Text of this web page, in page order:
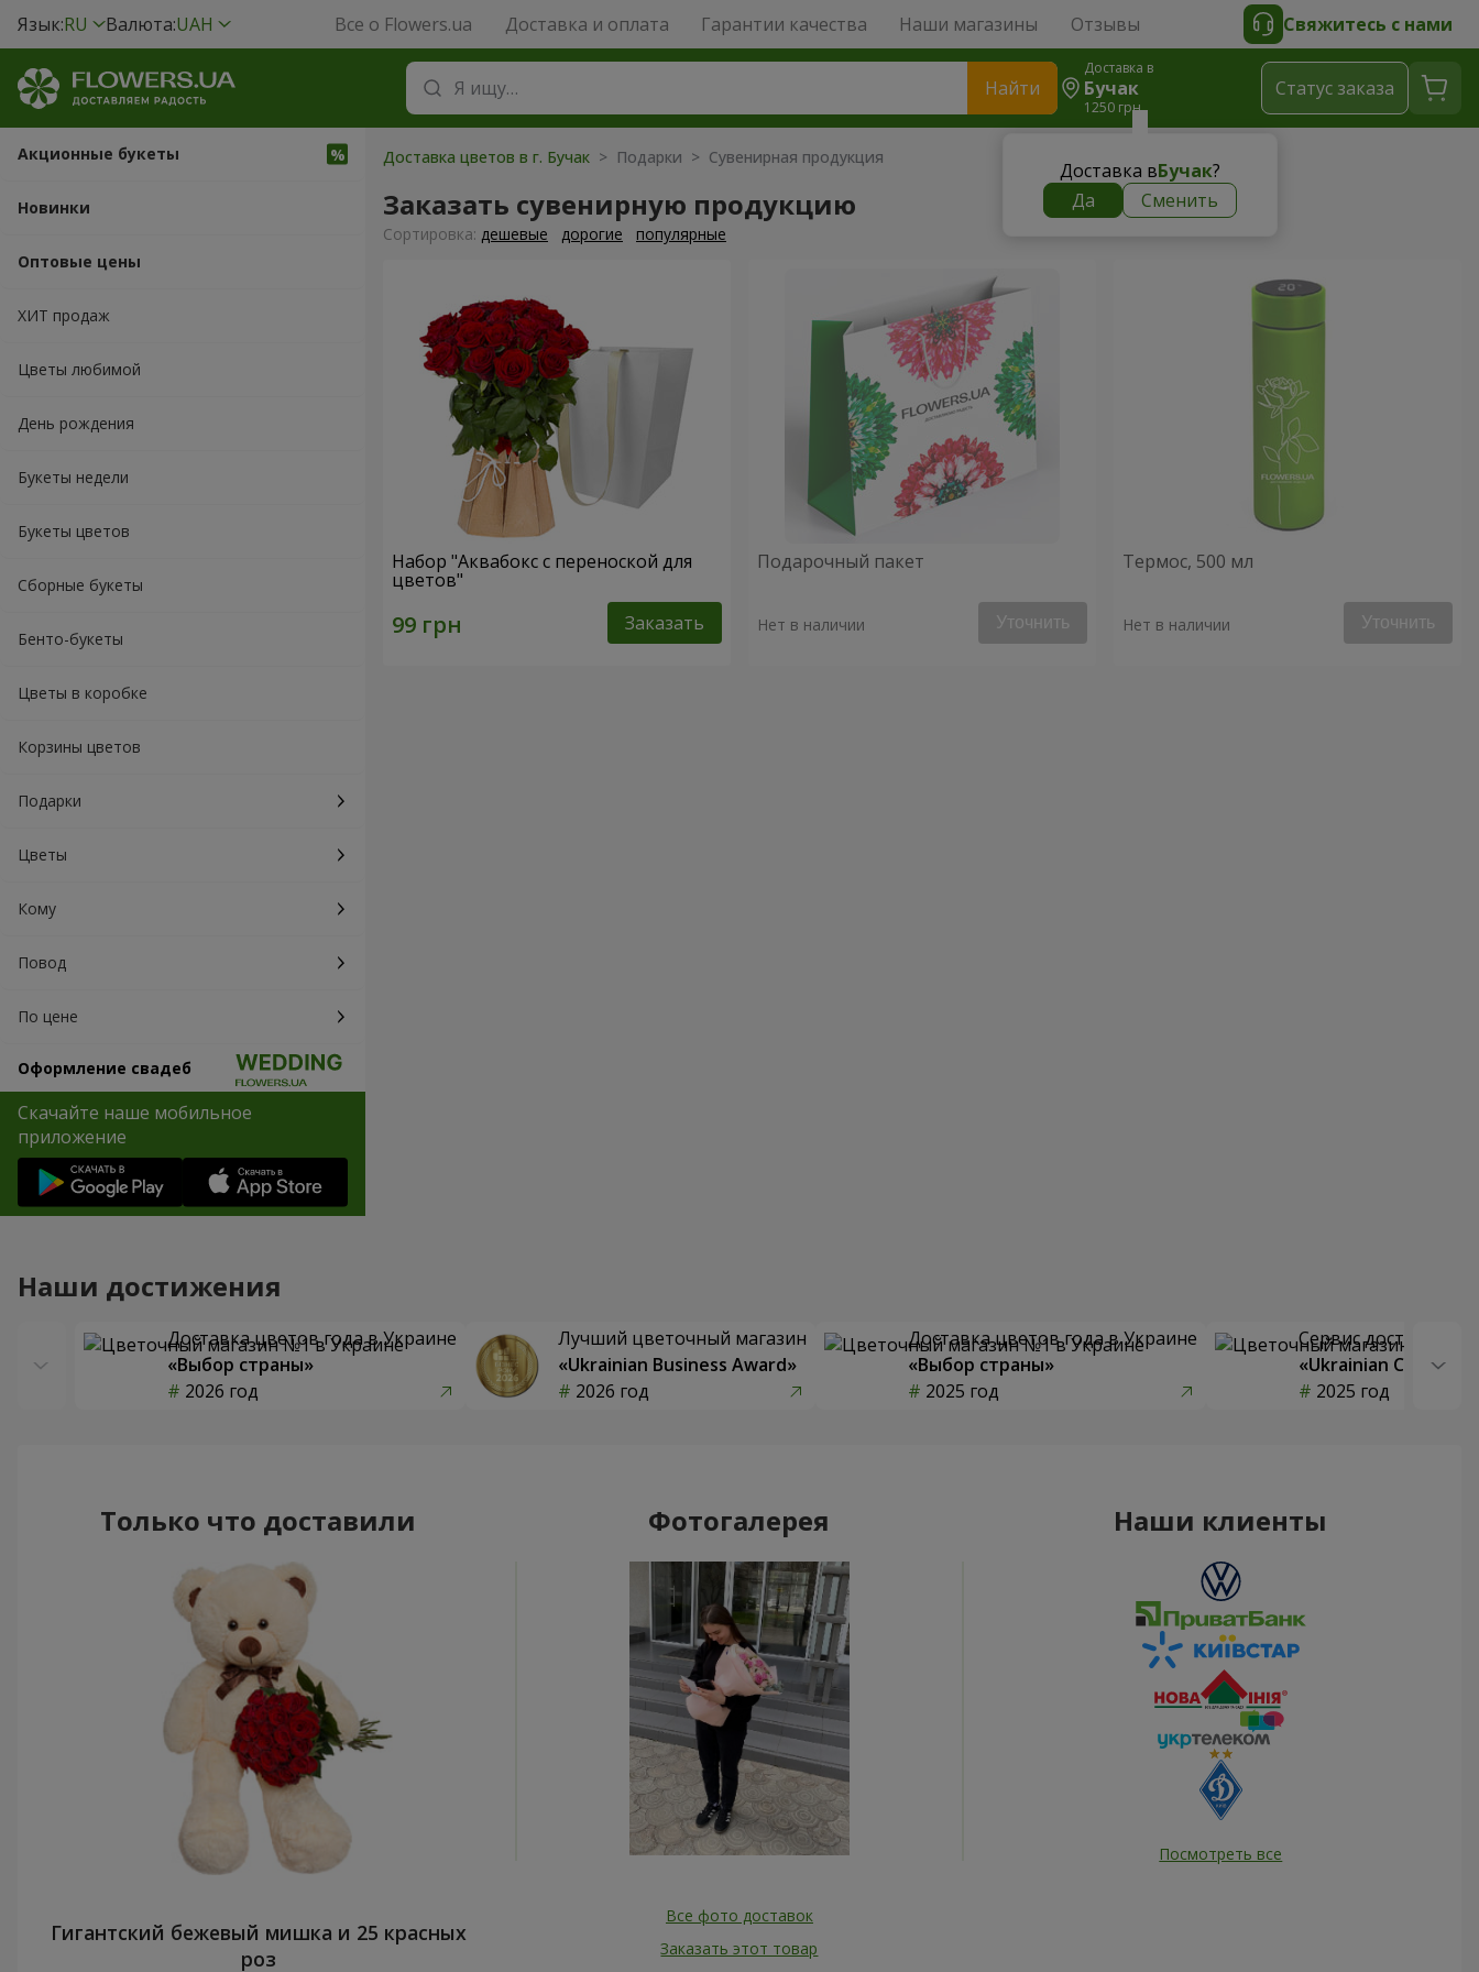
Язык:RU Валюта:UAH Все о Flowers.ua Доставка и оплата Гарантии качества Наши магазины Отзывы Свяжитесь с нами
Найти
Доставка в
Бучак
1250 грн
Доставка вБучак?
Да
Сменить
Cтатус заказа
Акционные букеты
Новинки
Оптовые цены
ХИТ продаж
Цветы любимой
День рождения
Букеты недели
Букеты цветов
Сборные букеты
Бенто-букеты
Цветы в коробке
Корзины цветов
Подарки
Цветы
Кому
Повод
По цене
Оформление свадеб
Скачайте наше мобильное
приложение
Доставка цветов в г. Бучак > Подарки > Сувенирная продукция
Заказать сувенирную продукцию
Cортировка: дешевые дорогие популярные
Набор "Аквабокс с переноской для
цветов"
Заказать
Подарочный пакет
Нет в наличии Уточнить
Термос, 500 мл
Нет в наличии Уточнить
Наши достижения
Доставка цветов года в Украине
«Выбор страны»
2026 год
Лучший цветочный магазин
«Ukrainian Business Award»
2026 год
Доставка цветов года в Украине
«Выбор страны»
2025 год
Сервис доставки
«Ukrainian Choice»
2025 год
Только что доставили
Гигантский бежевый мишка и 25 красных
роз
Фотогалерея
Все фото доставок
Заказать этот товар
Наши клиенты
Посмотреть все